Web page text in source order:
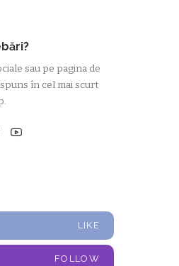
sau pe pagina de
în cel mai scurt
LIKE
FOLLOW